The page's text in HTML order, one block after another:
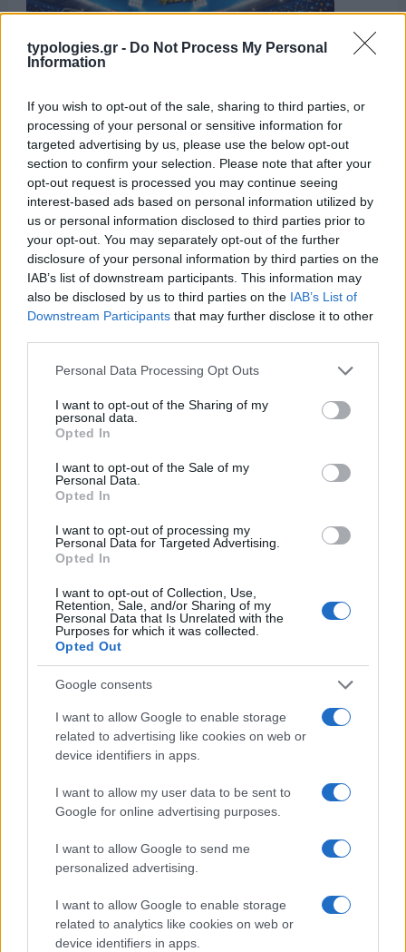
typologies.gr - Do Not Process My Personal
Information
If you wish to opt-out of the sale, sharing to third parties, or
processing of your personal or sensitive information for
targeted advertising by us, please use the below opt-out
section to confirm your selection. Please note that after your
opt-out request is processed you may continue seeing
interest-based ads based on personal information utilized by
us or personal information disclosed to third parties prior to
your opt-out. You may separately opt-out of the further
disclosure of your personal information by third parties on the
IAB’s list of downstream participants. This information may
also be disclosed by us to third parties on the IAB’s List of
Downstream Participants that may further disclose it to other
Please note that this website/app uses one or more Google
not limited to your visit or usage behaviour. You may click to
grant or deny consent to Google and its third-party tags to
use your data for below specified purposes in below Google
consent section.
Personal Data Processing Opt Outs
I want to opt-out of the Sharing of my
personal data.
Opted In
I want to opt-out of the Sale of my
Personal Data.
Opted In
I want to opt-out of processing my
Personal Data for Targeted Advertising.
Opted In
I want to opt-out of Collection, Use,
Retention, Sale, and/or Sharing of my
Personal Data that Is Unrelated with the
Purposes for which it was collected.
Opted Out
Google consents
I want to allow Google to enable storage
related to advertising like cookies on web or
device identifiers in apps.
I want to allow my user data to be sent to
Google for online advertising purposes.
I want to allow Google to send me
personalized advertising.
I want to allow Google to enable storage
related to analytics like cookies on web or
device identifiers in apps.
Η ΣΤΗΛΗ ΜΑΣ
της Ζωής μας